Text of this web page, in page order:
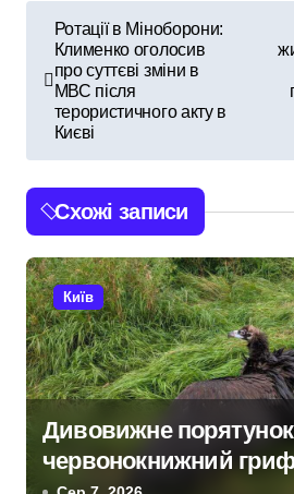
і
г
а
ц
і
я
з
а
Ротації в Міноборони:
Клименко оголосив
про суттєві зміни в
МВС після
терористичного акту в
Києві
Схожі записи
Київ
Дивовижне
червонокнижний